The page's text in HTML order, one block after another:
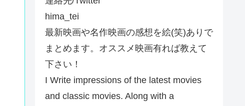
hima_tei
最新映画や名作映画の感想を絵(笑)ありで
まとめます。オススメ映画有れば教えて
下さい！
I Write impressions of the latest movies
and classic movies. Along with a